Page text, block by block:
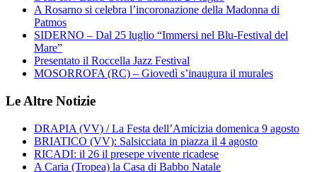
A Rosarno si celebra l’incoronazione della Madonna di
Patmos
SIDERNO – Dal 25 luglio “Immersi nel Blu-Festival del
Mare”
Presentato il Roccella Jazz Festival
MOSORROFA (RC) – Giovedì s’inaugura il murales
Le Altre Notizie
DRAPIA (VV) / La Festa dell’Amicizia domenica 9 agosto
BRIATICO (VV): Salsicciata in piazza il 4 agosto
RICADI: il 26 il presepe vivente ricadese
A Caria (Tropea) la Casa di Babbo Natale